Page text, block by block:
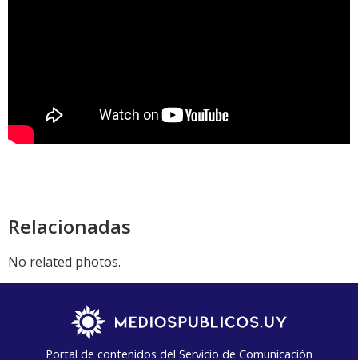
Relacionadas
No related photos.
Portal de contenidos del Servicio de Comunicación